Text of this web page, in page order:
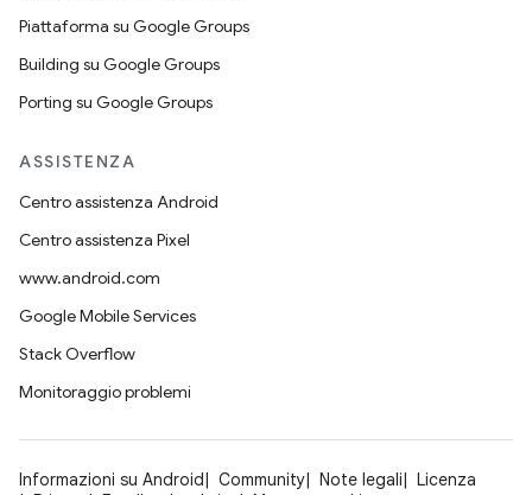
Piattaforma su Google Groups
Building su Google Groups
Porting su Google Groups
ASSISTENZA
Centro assistenza Android
Centro assistenza Pixel
www.android.com
Google Mobile Services
Stack Overflow
Monitoraggio problemi
Informazioni su Android Community Note legali
Licenza